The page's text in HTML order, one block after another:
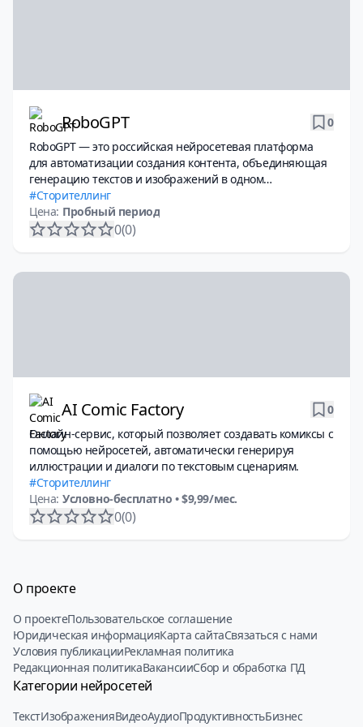
RoboGPT
0
RoboGPT — это российская нейросетевая платформа
для автоматизации создания контента, объединяющая
генерацию текстов и изображений в одном
интерфейсе. Сервис работает без VPN, предлагает
более 100 готовых ИИ-шаблонов для маркетинга, SEO и
SMM, а также инструменты для массовой генерации
Сторителлинг
Цена: Пробный период
0(0)
AI Comic Factory
0
Онлайн-сервис, который позволяет создавать комиксы с
помощью нейросетей, автоматически генерируя
иллюстрации и диалоги по текстовым сценариям.
Сторителлинг
Цена: Условно-бесплатно • $9,99/мес.
0(0)
О проекте
О проектеПользовательское соглашение
Юридическая информацияКарта сайтаСвязаться с нами
Условия публикацииРекламная политика
Редакционная политикаВакансииСбор и обработка ПД
Категории нейросетей
ТекстИзображенияВидеоАудиоПродуктивностьБизнес